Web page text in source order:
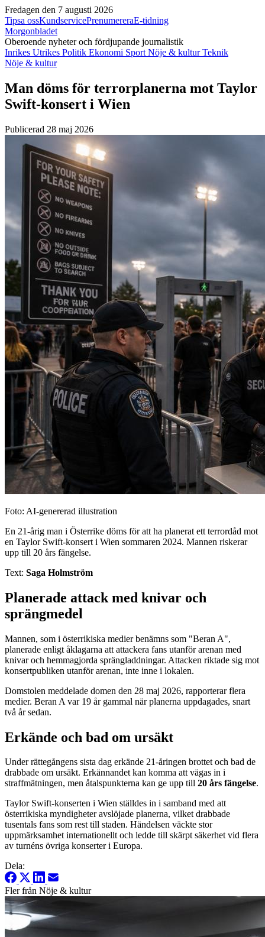
Fredagen den 7 augusti 2026
Tipsa ossKundservicePrenumereraE-tidning
Morgonbladet
Oberoende nyheter och fördjupande journalistik
Inrikes Utrikes Politik Ekonomi Sport Nöje & kulturTeknik
Nöje & kultur
Man döms för terrorplanerna mot Taylor
Swift-konsert i Wien
Publicerad 28 maj 2026
Foto: AI-genererad illustration
En 21-årig man i Österrike döms för att ha planerat ett terrordåd mot
en Taylor Swift-konsert i Wien sommaren 2024. Mannen riskerar
upp till 20 års fängelse.
Text: Saga Holmström
Planerade attack med knivar och
sprängmedel
Mannen, som i österrikiska medier benämns som "Beran A",
planerade enligt åklagarna att attackera fans utanför arenan med
knivar och hemmagjorda sprängladdningar. Attacken riktade sig mot
konsertpubliken utanför arenan, inte inne i lokalen.
Domstolen meddelade domen den 28 maj 2026, rapporterar flera
medier. Beran A var 19 år gammal när planerna uppdagades, snart
två år sedan.
Erkände och bad om ursäkt
Under rättegångens sista dag erkände 21-åringen brottet och bad de
drabbade om ursäkt. Erkännandet kan komma att vägas in i
straffmätningen, men åtalspunkterna kan ge upp till 20 års fängelse.
Taylor Swift-konserten i Wien ställdes in i samband med att
österrikiska myndigheter avslöjade planerna, vilket drabbade
tusentals fans som rest till staden. Händelsen väckte stor
uppmärksamhet internationellt och ledde till skärpt säkerhet vid flera
av turnéns övriga konserter i Europa.
Dela:
Fler från Nöje & kultur